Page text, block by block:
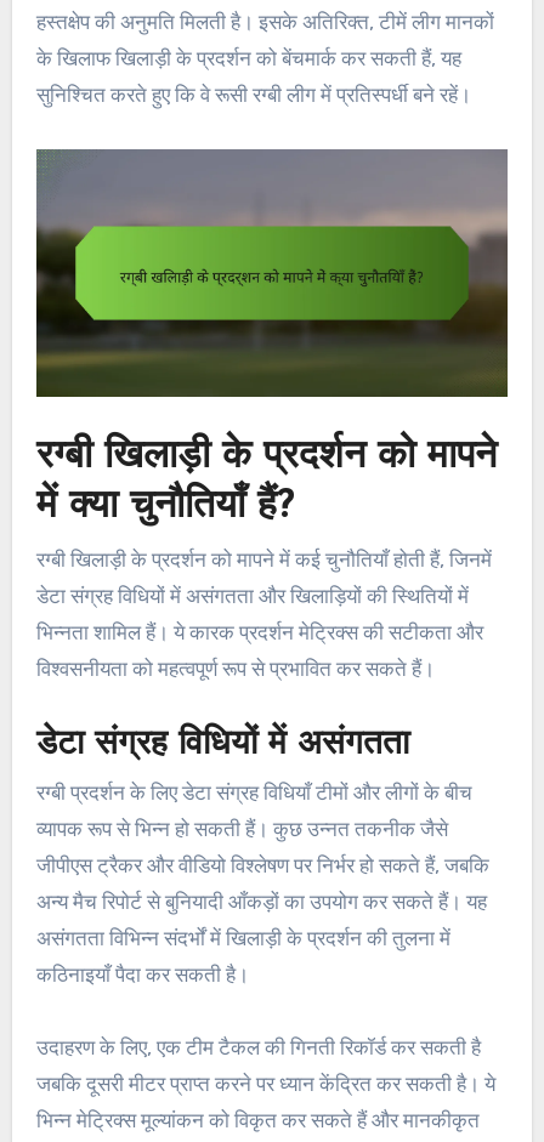
हस्तक्षेप की अनुमति मिलती है। इसके अतिरिक्त, टीमें लीग मानकों
के खिलाफ खिलाड़ी के प्रदर्शन को बेंचमार्क कर सकती हैं, यह
सुनिश्चित करते हुए कि वे रूसी रग्बी लीग में प्रतिस्पर्धी बने रहें।
रग्बी खिलाड़ी के प्रदर्शन को मापने
में क्या चुनौतियाँ हैं?
रग्बी खिलाड़ी के प्रदर्शन को मापने में कई चुनौतियाँ होती हैं, जिनमें
डेटा संग्रह विधियों में असंगतता और खिलाड़ियों की स्थितियों में
भिन्नता शामिल हैं। ये कारक प्रदर्शन मेट्रिक्स की सटीकता और
विश्वसनीयता को महत्वपूर्ण रूप से प्रभावित कर सकते हैं।
डेटा संग्रह विधियों में असंगतता
रग्बी प्रदर्शन के लिए डेटा संग्रह विधियाँ टीमों और लीगों के बीच
व्यापक रूप से भिन्न हो सकती हैं। कुछ उन्नत तकनीक जैसे
जीपीएस ट्रैकर और वीडियो विश्लेषण पर निर्भर हो सकते हैं, जबकि
अन्य मैच रिपोर्ट से बुनियादी आँकड़ों का उपयोग कर सकते हैं। यह
असंगतता विभिन्न संदर्भों में खिलाड़ी के प्रदर्शन की तुलना में
कठिनाइयाँ पैदा कर सकती है।
उदाहरण के लिए, एक टीम टैकल की गिनती रिकॉर्ड कर सकती है
जबकि दूसरी मीटर प्राप्त करने पर ध्यान केंद्रित कर सकती है। ये
भिन्न मेट्रिक्स मूल्यांकन को विकृत कर सकते हैं और मानकीकृत